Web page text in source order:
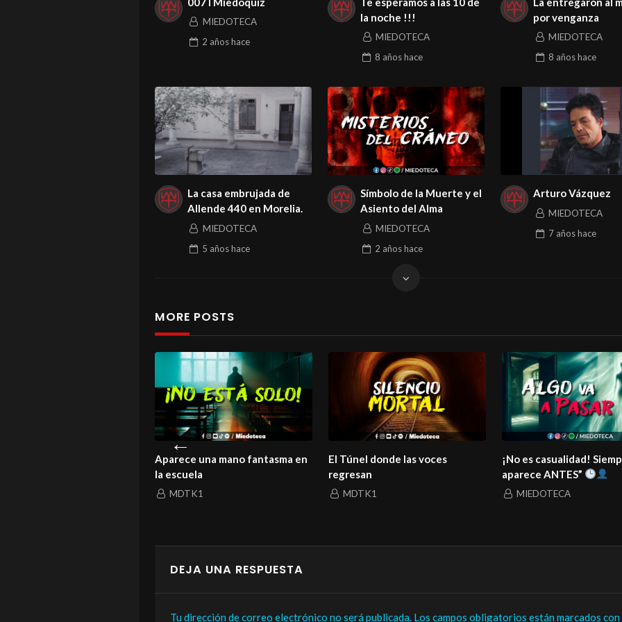
MIEDOTECA
2 añoshace
la noche !!!
MIEDOTECA
8 añoshace
por venganza
MIEDOTECA
8 añoshace
La casa embrujada de
Allende 440 en Morelia.
MIEDOTECA
5 añoshace
Símbolo de la Muerte y el
Asiento del Alma
MIEDOTECA
2 añoshace
Arturo Vázquez
MIEDOTECA
7 añoshace
MORE POSTS
Aparece una mano fantasma en
la escuela
MDTK1
El Túnel donde las voces
regresan
MDTK1
¡No es casualidad!
aparece ANTES”
MIEDOTECA
DEJA UNA RESPUESTA
Tu dirección de correo electrónico no será publicada. Los campos obligatorios están marcados con